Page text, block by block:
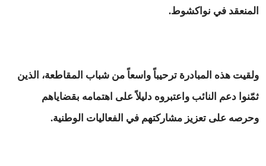
المنعقد في نواكشوط.
ولقيت هذه المبادرة ترحيباً واسعاً من شباب المقاطعة، الذين
ثمّنوا دعم النائب واعتبروه دليلاً على اهتمامه بقضاياهم
وحرصه على تعزيز مشاركتهم في الفعاليات الوطنية.